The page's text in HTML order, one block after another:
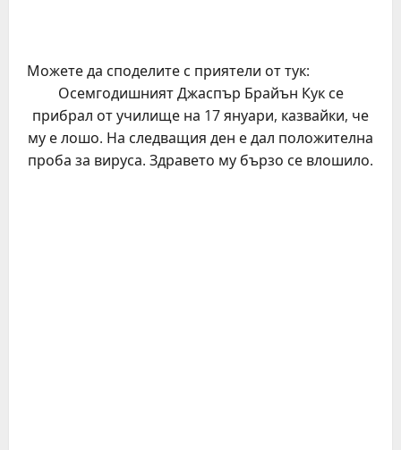
Можете да споделите с приятели от тук:
Осемгодишният Джаспър Брайън Кук се
прибрал от училище на 17 януари, казвайки, че
му е лошо. На следващия ден е дал положителна
проба за вируса. Здравето му бързо се влошило.